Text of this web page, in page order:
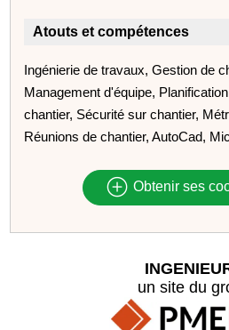
Atouts et compétences
Ingénierie de travaux, Gestion de
Management d'équipe,
chantier, Sécurité sur chantier,
Réunions de chantier, AutoCad,
Obtenir ses
un site du